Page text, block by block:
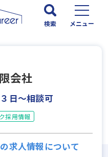
検索 メニュー
会社
日～相談可
採用情報
求人情報について